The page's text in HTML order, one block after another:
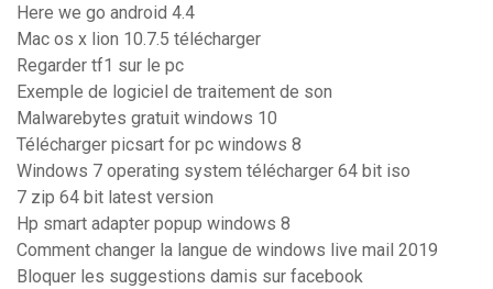
Here we go android 4.4
Mac os x lion 10.7.5 télécharger
Regarder tf1 sur le pc
Exemple de logiciel de traitement de son
Malwarebytes gratuit windows 10
Télécharger picsart for pc windows 8
Windows 7 operating system télécharger 64 bit iso
7 zip 64 bit latest version
Hp smart adapter popup windows 8
Comment changer la langue de windows live mail 2019
Bloquer les suggestions damis sur facebook